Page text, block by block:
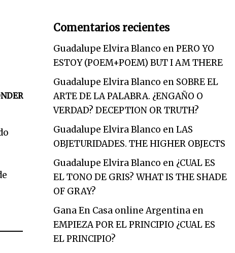
Comentarios recientes
Guadalupe Elvira Blanco enPERO YO
ESTOY (POEM+POEM) BUT I AM THERE
Guadalupe Elvira Blanco en SOBRE EL
ARTE DE LA PALABRA. ¿ENGAÑO O
VERDAD? DECEPTION OR TRUTH?
Guadalupe Elvira Blanco enLAS
OBJETURIDADES. THE HIGHER OBJECTS
Guadalupe Elvira Blanco en ¿CUAL ES
EL TONO DE GRIS? WHAT IS THE SHADE
OF GRAY?
Gana En Casa online Argentinaen
EMPIEZA POR EL PRINCIPIO ¿CUAL ES
EL PRINCIPIO?